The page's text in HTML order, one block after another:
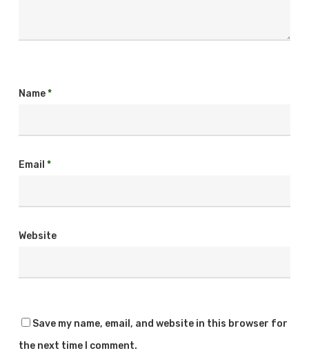
Name*
Email *
Website
Save my name, email, and website in this browser for
the next time I comment.